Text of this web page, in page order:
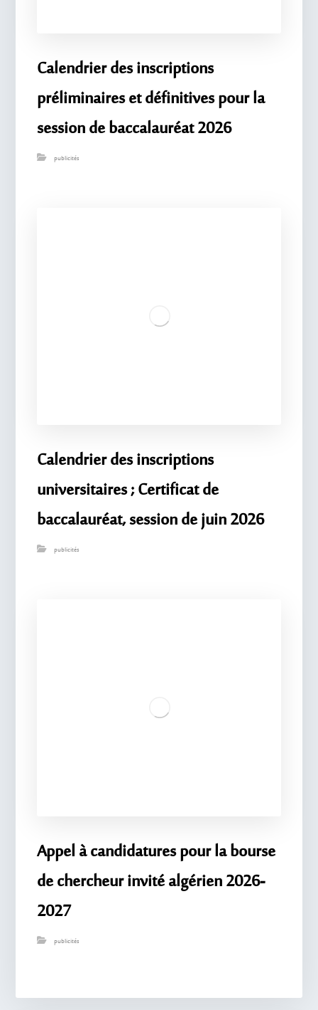
Calendrier des inscriptions
préliminaires et définitives pour la
session de baccalauréat 2026
publicités
Calendrier des inscriptions
universitaires ; Certificat de
baccalauréat, session de juin 2026
publicités
Appel à candidatures pour la bourse
de chercheur invité algérien 2026-
2027
publicités